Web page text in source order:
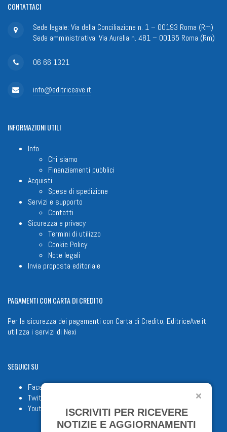
CONTATTACI
Sede legale: Via della Conciliazione n. 1 – 00193 Roma (Rm)
Sede amministrativa: Via Aurelia n. 481 – 00165 Roma (Rm)
06 66 1321
info@editriceave.it
INFORMAZIONIUTILI
Info
Chi siamo
Finanziamenti pubblici
Acquisti
Spese di spedizione
Servizi e supporto
Contatti
Sicurezza e privacy
Termini di utilizzo
Cookie Policy
Note legali
Invia proposta editoriale
PAGAMENTICON CARTA DI CREDITO
Per la sicurezza dei pagamenti con Carta di Credito, EditriceAve.it
utilizza i servizi di Nexi
SEGUICISU
Facebook
Twitter
Youtube
ISCRIVITI PER RICEVERE
NOTIZIE E AGGIORNAMENTI